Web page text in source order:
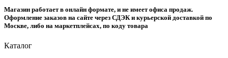
Магазин работает в онлайн формате, и не имеет офиса продаж.
Оформление заказов на сайте через СДЭК и курьерской доставкой по
Москве, либо на маркетплейсах, по коду товара
Каталог